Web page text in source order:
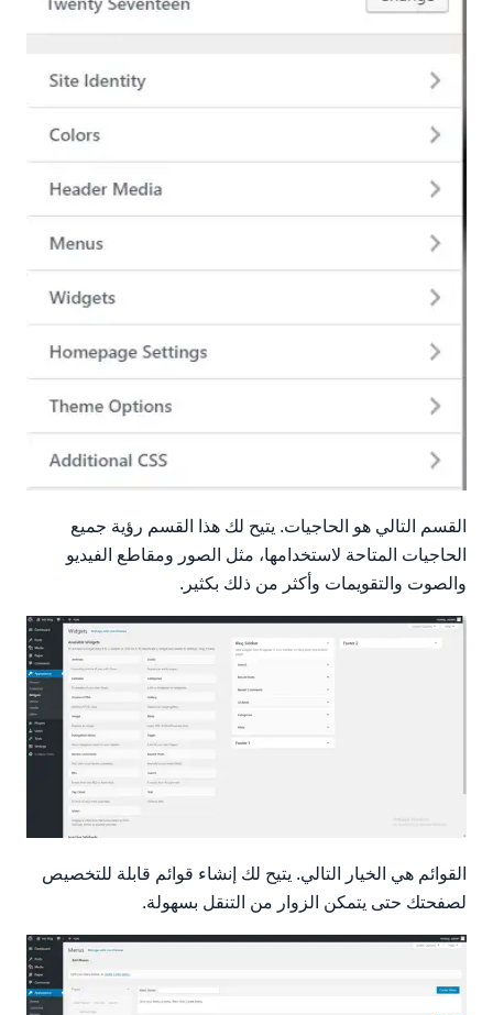
القسم التالي هو الحاجيات. يتيح لك هذا القسم رؤية جميع
الحاجيات المتاحة لاستخدامها، مثل الصور ومقاطع الفيديو
والصوت والتقويمات وأكثر من ذلك بكثير.
القوائم هي الخيار التالي. يتيح لك إنشاء قوائم قابلة للتخصيص
لصفحتك حتى يتمكن الزوار من التنقل بسهولة.